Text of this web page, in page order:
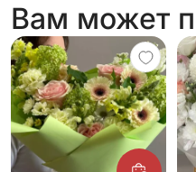
Вам может